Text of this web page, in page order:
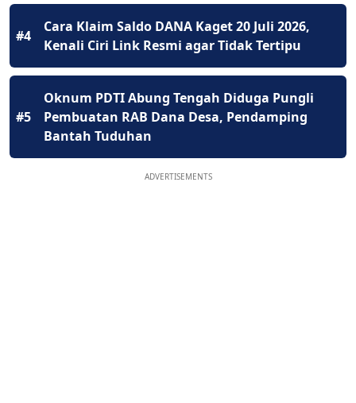
#4
Cara Klaim Saldo DANA Kaget 20 Juli 2026,
Kenali Ciri Link Resmi agar Tidak Tertipu
#5
Oknum PDTI Abung Tengah Diduga Pungli
Pembuatan RAB Dana Desa, Pendamping
Bantah Tuduhan
ADVERTISEMENTS